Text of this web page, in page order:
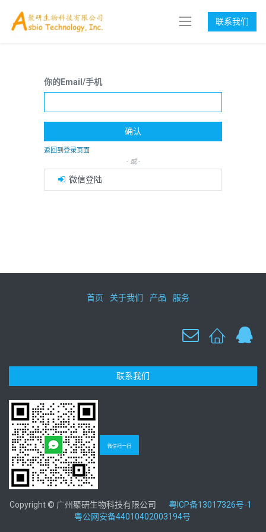
联系我们
你的Email/手机
确认
返回到登录页面
- 或 -
微信登陆
首页 关于我们 产品 服务
联系我们
微信扫一扫
Copyright © 广州聚研生物科技有限公司 粤ICP备13017326号-1
粤公网安备44010402003194号